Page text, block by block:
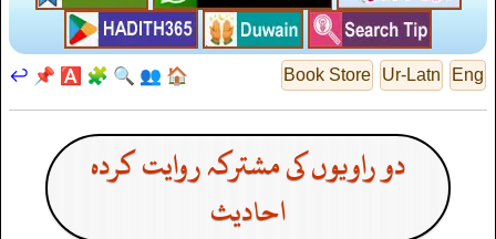
Eng
Ur-Latn
Book Store
🏠
👥
🔍
🧩
🅰️
📌
↩️
دو راویوں کی مشترکہ روایت کردہ
احادیث